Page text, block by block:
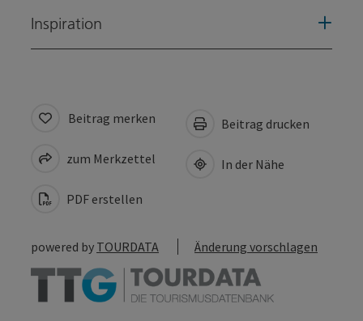
Inspiration
Beitrag merken
zum Merkzettel
PDF erstellen
Beitrag drucken
In der Nähe
powered by TOURDATA Änderung vorschlagen